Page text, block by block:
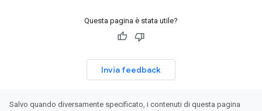
Questa pagina è stata utile?
Invia feedback
Salvo quando diversamente specificato, i contenuti di questa pagina